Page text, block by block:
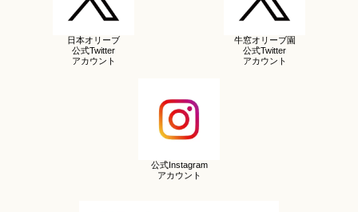
日本オリーブ
公式Twitter
アカウント
牛窓オリーブ園
公式Twitter
アカウント
公式Instagram
アカウント